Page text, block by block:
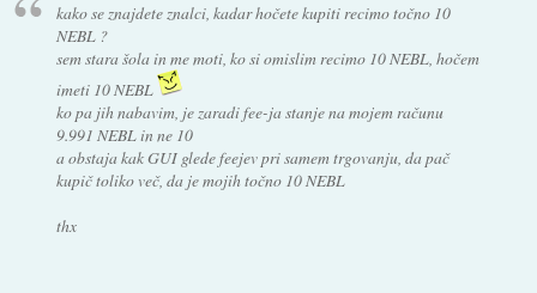
kako se znajdete znalci, kadar hočete kupiti recimo točno 10
NEBL ?
sem stara šola in me moti, ko si omislim recimo 10 NEBL, hočem
imeti 10 NEBL
ko pa jih nabavim, je zaradi fee-ja stanje na mojem računu
9.991 NEBL in ne 10
a obstaja kak GUI glede feejev pri samem trgovanju, da pač
kupič toliko več, da je mojih točno 10 NEBL
thx